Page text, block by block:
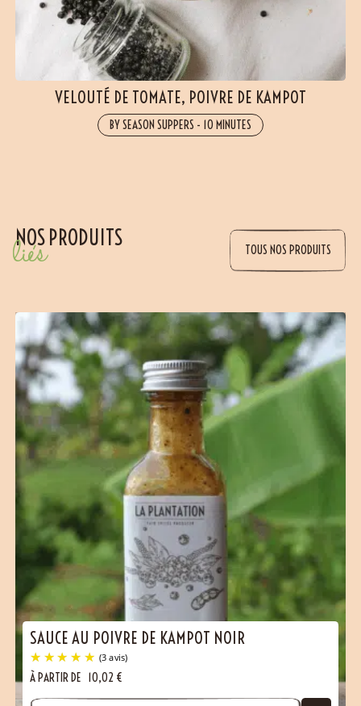
VELOUTÉ DE TOMATE, POIVRE DE KAMPOT
BY SEASON SUPPERS - 10 MINUTES
NOS PRODUITS
liés TOUS NOS PRODUITS
SAUCE AU POIVRE DE KAMPOT NOIR
À PARTIR DE 10,02 €